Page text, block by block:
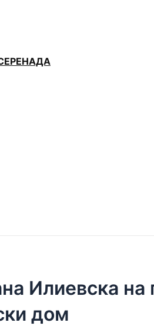
Илиевска на
дом